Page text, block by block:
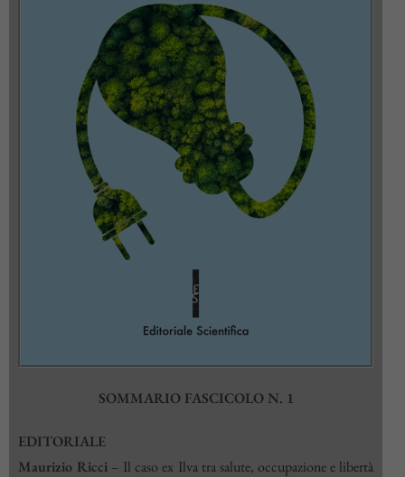
SOMMARIO FASCICOLO N. 1
EDITORIALE
Maurizio Ricci – Il caso ex Ilva tra salute, occupazione e libertà